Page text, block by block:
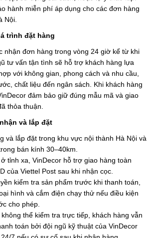
hành miễn phí áp dụng cho các đơn hàng
Nội.
trình đặt hàng
nhận đơn hàng trong vòng 24 giờ kể từ khi
tư vấn tận tình sẽ hỗ trợ khách hàng lựa
với không gian, phong cách và nhu cầu,
chất liệu đến ngân sách. Khi khách hàng
đảm bảo giữ đúng mẫu mã và giao
thỏa thuận.
và lắp đặt
và lắp đặt trong khu vực nội thành Hà Nội và
bán kính 30–40km.
tỉnh xa, VinDecor hỗ trợ giao hàng toàn
của Viettel Post sau khi nhận cọc.
kiểm tra sản phẩm trước khi thanh toán,
hình và cắm điện chạy thử nếu điều kiện
cho phép.
thể kiểm tra trực tiếp, khách hàng vẫn
toán bởi đội ngũ kỹ thuật của VinDecor